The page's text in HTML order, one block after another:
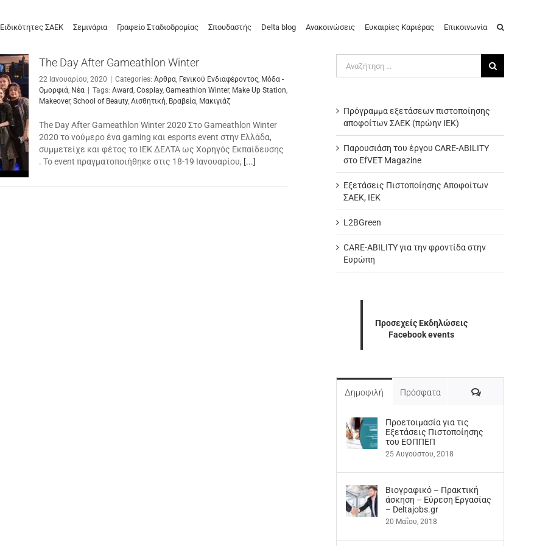
Ειδικότητες ΣΑΕΚ Σεμινάρια Γραφείο Σταδιοδρομίας Σπουδαστής Delta blog Ανακοινώσεις Ευκαιρίες Καριέρας Επικοινωνία
The Day After Gameathlon Winter
22 Ιανουαρίου, 2020 Categories: Άρθρα, Γενικού Ενδιαφέροντος, Μόδα -
Ομορφιά, Νέα Tags: Award, Cosplay, Gameathlon Winter, Make Up Station,
Makeover, School of Beauty, Αισθητική, Βραβεία, Μακιγιάζ
The Day After Gameathlon Winter 2020 Στο Gameathlon Winter
2020 το νούμερο ένα gaming και esports event στην Ελλάδα,
συμμετείχε και φέτος το ΙΕΚ ΔΕΛΤΑ ως Χορηγός Εκπαίδευσης
. Το event πραγματοποιήθηκε στις 18-19 Ιανουαρίου, [...]
για:
Πρόγραμμα εξετάσεων πιστοποίησης
αποφοίτων ΣΑΕΚ (πρώην ΙΕΚ)
Παρουσιάση του έργου CARE-ABILITY
στο EfVET Magazine
Εξετάσεις Πιστοποίησης Αποφοίτων
ΣΑΕΚ, ΙΕΚ
L2BGreen
CARE-ABILITY για την φροντίδα στην
Ευρώπη
Προσεχείς Εκδηλώσεις
Facebook events
Δημοφιλή Πρόσφατα Σχόλια
Προετοιμασία για τις
Εξετάσεις Πιστοποίησης
του ΕΟΠΠΕΠ
25 Αυγούστου, 2018
Βιογραφικό – Πρακτική
άσκηση – Εύρεση Εργασίας
– Deltajobs.gr
20 Μαΐου, 2018